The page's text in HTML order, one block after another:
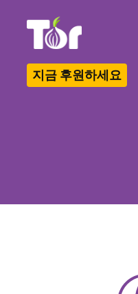
지금 후원하세요